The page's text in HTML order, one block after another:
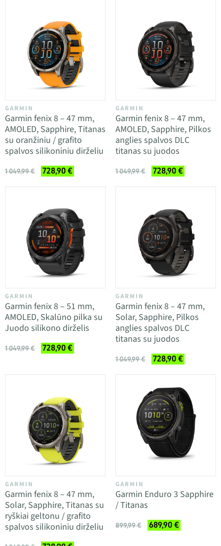
GARMIN
Garmin fenix 8 – 47 mm,
AMOLED, Sapphire, Titanas
su oranžiniu / grafito
spalvos silikoniniu dirželiu
1 049,99 € 728,90 €
GARMIN
Garmin fenix 8 – 47 mm,
AMOLED, Sapphire, Pilkos
anglies spalvos DLC
titanas su juodos
1 049,99 € 728,90 €
GARMIN
Garmin fenix 8 – 51 mm,
AMOLED, Skalūno pilka su
Juodo silikono dirželis
1 049,99 € 728,90 €
GARMIN
Garmin fenix 8 – 47 mm,
Solar, Sapphire, Pilkos
anglies spalvos DLC
titanas su juodos
1 049,99 € 728,90 €
GARMIN
Garmin fenix 8 – 47 mm,
Solar, Sapphire, Titanas su
ryškiai geltonu / grafito
spalvos silikoniniu dirželiu
GARMIN
Garmin Enduro 3 Sapphire
/ Titanas
899,99 € 689,90 €